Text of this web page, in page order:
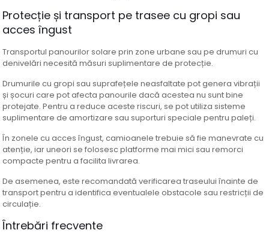
Protecție și transport pe trasee cu gropi sau
acces îngust
Transportul panourilor solare prin zone urbane sau pe drumuri cu
denivelări necesită măsuri suplimentare de protecție.
Drumurile cu gropi sau suprafețele neasfaltate pot genera vibrații
și șocuri care pot afecta panourile dacă acestea nu sunt bine
protejate. Pentru a reduce aceste riscuri, se pot utiliza sisteme
suplimentare de amortizare sau suporturi speciale pentru paleți.
În zonele cu acces îngust, camioanele trebuie să fie manevrate cu
atenție, iar uneori se folosesc platforme mai mici sau remorci
compacte pentru a facilita livrarea.
De asemenea, este recomandată verificarea traseului înainte de
transport pentru a identifica eventualele obstacole sau restricții de
circulație.
Întrebări frecvente